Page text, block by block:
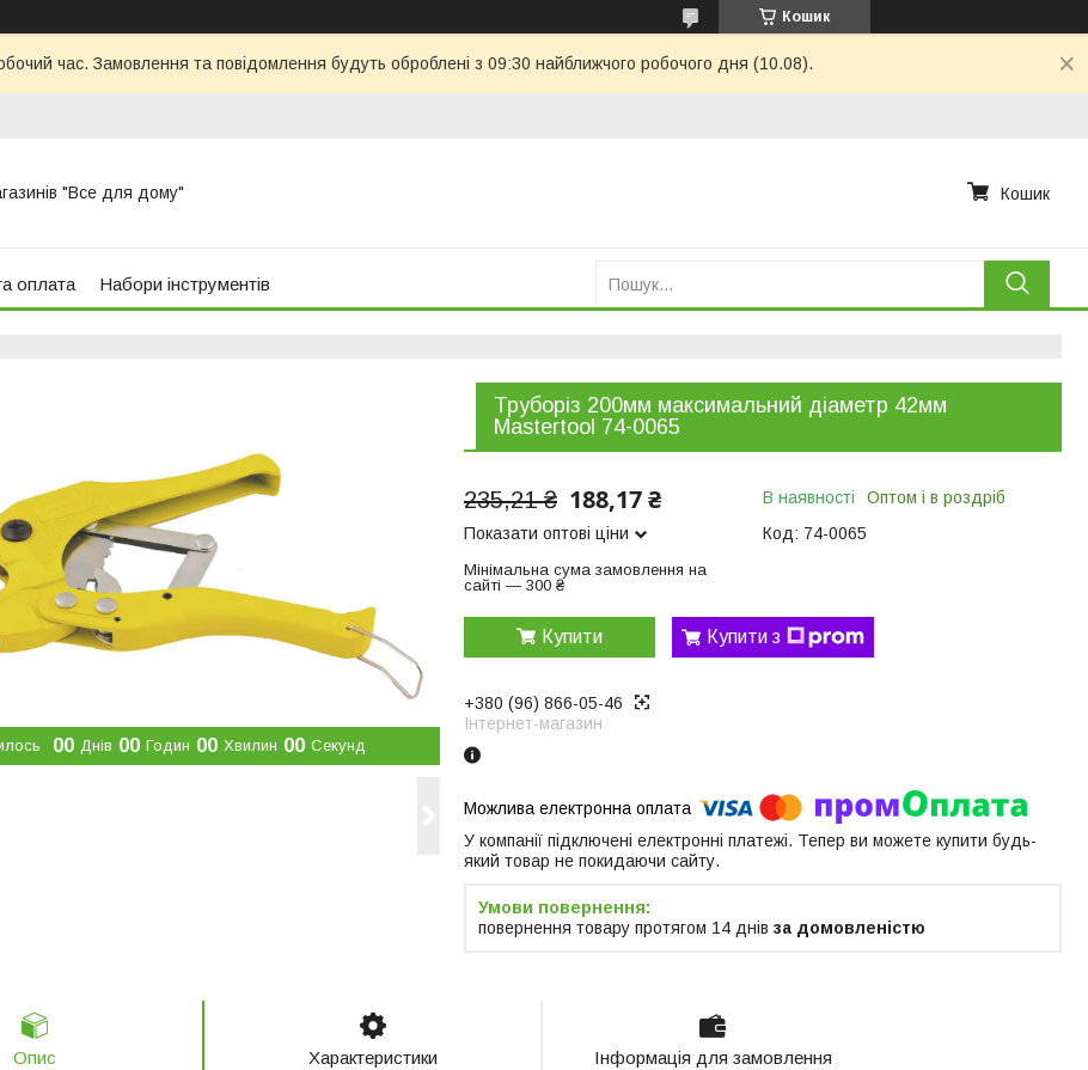
Кошик
час. Замовлення та повідомлення будуть оброблені з 09:30 найближчого робочого дня (10.08).
"Все для дому" Кошик
оплата Набори інструментів
00 Днів 00 Годин 00 Хвилин 00 Секунд
Труборіз 200мм максимальний діаметр 42мм
Mastertool 74-0065
235,21 ₴ 188,17 ₴
Показати оптові ціни
Мінімальна сума замовлення на
сайті — 300 ₴
В наявності
Оптом і в роздріб
Код: 74-0065
Купити Купити з
+380 (96) 866-05-46
Інтернет-магазин
У компанії підключені електронні платежі. Тепер ви можете купити будь-
який товар не покидаючи сайту.
повернення товару протягом 14 днів за домовленістю
Опис Характеристики Інформація для замовлення